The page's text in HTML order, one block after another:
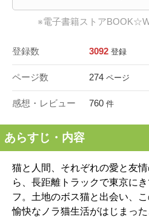
※電子書籍ストア
登録数 3092 登録
ページ数 274 ページ
感想・レビュー 760 件
あらすじ・内容
猫と人間、それぞれの愛と友
ら、長距離トラックで東京に
フ。土地のボス猫と出会い、
愉快なノラ猫生活がはじまっ